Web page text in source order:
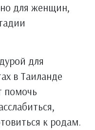
для женщин,
для
в Таиланде
помочь
к родам.